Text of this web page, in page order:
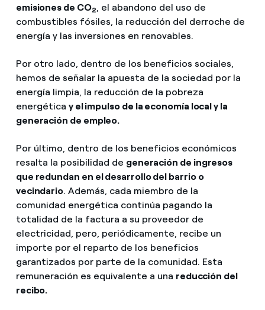
emisiones de CO2
, el abandono del uso de
combustibles fósiles, la reducción del derroche de
energía y las inversiones en renovables.
Por otro lado, dentro de los beneficios sociales,
hemos de señalar la apuesta de la sociedad por la
energía limpia, la reducción de la pobreza
energética y el impulso de la economía local y la
generación de empleo.
Por último, dentro de los beneficios económicos
resalta la posibilidad de generación de ingresos
que redundan en el desarrollo del barrio o
vecindario. Además, cada miembro de la
comunidad energética continúa pagando la
totalidad de la factura a su proveedor de
electricidad, pero, periódicamente, recibe un
importe por el reparto de los beneficios
garantizados por parte de la comunidad. Esta
remuneración es equivalente a una reducción del
recibo.